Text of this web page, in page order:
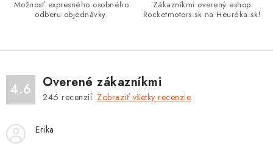
s
u
Možnosť expresného osobného
odberu objednávky.
Zákazníkmi overený eshop
Rocketmotors.sk na Heuréka.sk!
4.6 Overené zákazníkmi
246 recenzií. Zobraziť všetky recenzie
Erika